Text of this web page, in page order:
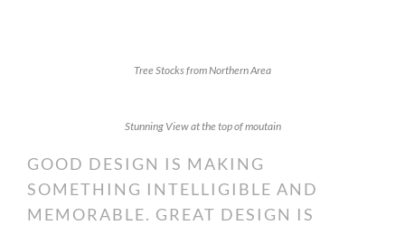
Tree Stocks from Northern Area
Stunning View at the top of moutain
GOOD DESIGN IS MAKING
SOMETHING INTELLIGIBLE AND
MEMORABLE. GREAT DESIGN IS